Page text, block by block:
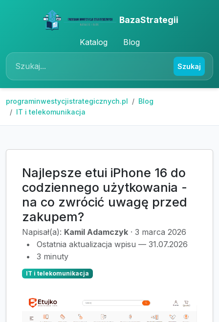
BazaStrategii
Katalog Blog
Szukaj
programinwestycjistrategicznych.pl
Blog
IT i telekomunikacja
Najlepsze etui iPhone 16 do
codziennego użytkowania -
na co zwrócić uwagę przed
zakupem?
Napisał(a): Kamil Adamczyk · 3 marca 2026
•
Ostatnia aktualizacja wpisu — 31.07.2026
•
3 minuty
IT i telekomunikacja